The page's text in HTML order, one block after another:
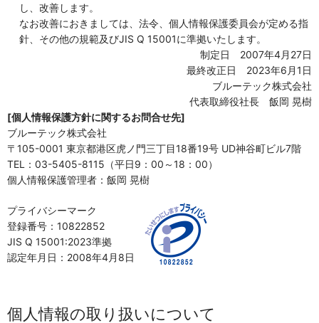
し、改善します。
なお改善におきましては、法令、個人情報保護委員会が定める指
針、その他の規範及びJIS Q 15001に準拠いたします。
制定日 2007年4月27日
最終改正日 2023年6月1日
ブルーテック株式会社
代表取締役社長 飯岡 晃樹
[個人情報保護方針に関するお問合せ先]
ブルーテック株式会社
〒105-0001 東京都港区虎ノ門三丁目18番19号 UD神谷町ビル7階
TEL：03-5405-8115（平日9：00～18：00）
個人情報保護管理者：飯岡 晃樹
プライバシーマーク
登録番号：10822852
JIS Q 15001:2023準拠
認定年月日：2008年4月8日
個人情報の取り扱いについて